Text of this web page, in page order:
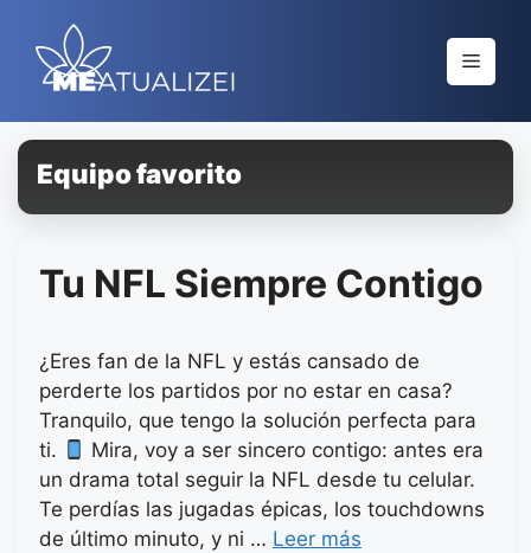
contenido
Menú
Equipo favorito
Tu NFL Siempre Contigo
¿Eres fan de la NFL y estás cansado de
perderte los partidos por no estar en casa?
Tranquilo, que tengo la solución perfecta para
ti.
Mira, voy a ser sincero contigo: antes era
un drama total seguir la NFL desde tu celular.
Te perdías las jugadas épicas, los touchdowns
de último minuto, y ni … Leer más